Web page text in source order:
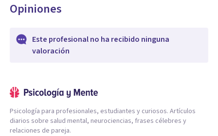
Opiniones
Este profesional no ha recibido ninguna
valoración
Psicología para profesionales, estudiantes y curiosos. Artículos
diarios sobre salud mental, neurociencias, frases célebres y
relaciones de pareja.